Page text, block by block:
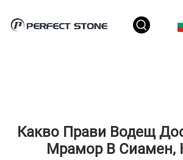
Какво Прави Водещ
Мрамор В Сиамен,